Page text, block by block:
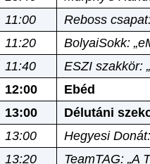
11:00
Reboss
11:20
BolyaiSokk:
11:40
ESZI szakkör:
12:00
Ebéd
13:00
Délutáni
13:00
Hegyesi
13:20
TeamTAG: „A